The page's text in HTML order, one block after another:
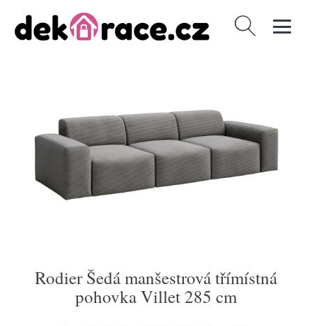
Vyhledávání
Rodier Šedá manšestrová třímístná
pohovka Villet 285 cm